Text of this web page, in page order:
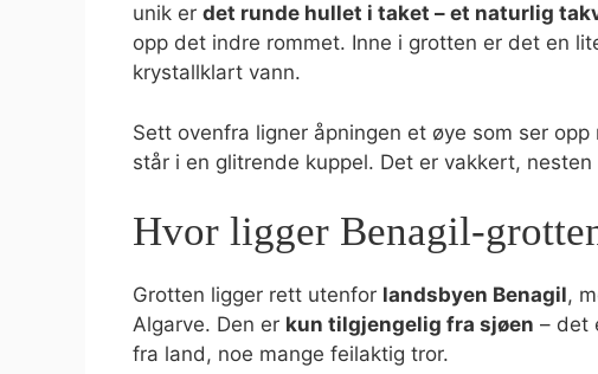
unik er det runde hullet i taket – et naturlig
opp det indre rommet. Inne i grotten er det en
krystallklart vann.
Sett ovenfra ligner åpningen et øye som ser
står i en glitrende kuppel. Det er vakkert,
Hvor ligger Benagil-
Grotten ligger rett utenfor landsbyen Benagil,
Algarve. Den er kun tilgjengelig fra sjøen – det
fra land, noe mange feilaktig tror.